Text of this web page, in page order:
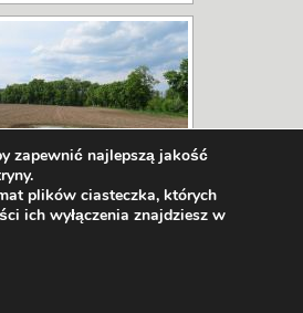
ślady po kolejnej studni,
zapewnić najlepszą jakość
plików ciasteczka, których
ich wyłączenia znajdziesz w